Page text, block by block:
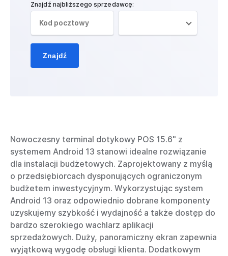
Znajdź najbliższego sprzedawcę:
Znajdź
Nowoczesny terminal dotykowy POS 15.6" z
systemem Android 13 stanowi idealne rozwiązanie
dla instalacji budżetowych. Zaprojektowany z myślą
o przedsiębiorcach dysponujących ograniczonym
budżetem inwestycyjnym. Wykorzystując system
Android 13 oraz odpowiednio dobrane komponenty
uzyskujemy szybkość i wydajność a także dostęp do
bardzo szerokiego wachlarz aplikacji
sprzedażowych. Duży, panoramiczny ekran zapewnia
wyjątkową wygodę obsługi klienta. Dodatkowym